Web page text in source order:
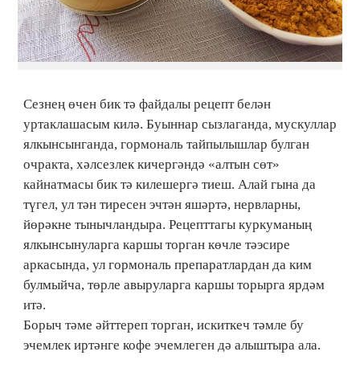
Сезнең өчен бик тә файдалы рецепт белән
уртаклашасым килә. Буыннар сызлаганда, мускуллар
ялкынсынганда, гормональ тайпылышлар булган
очракта, хәлсезлек кичергәндә «алтын сөт»
кайнатмасы бик тә килешергә тиеш. Алай гына да
түгел, ул тән тиресен эчтән яшәртә, нервларны,
йөрәкне тынычландыра. Рецепттагы куркуманың
ялкынсынуларга каршы торган көчле тәэсире
аркасында, ул гормональ препаратлардан да ким
булмыйча, төрле авыруларга каршы торырга ярдәм
итә.
Борыч тәме әйттереп торган, искиткеч тәмле бу
эчемлек иртәнге кофе эчемлеген дә алыштыра ала.